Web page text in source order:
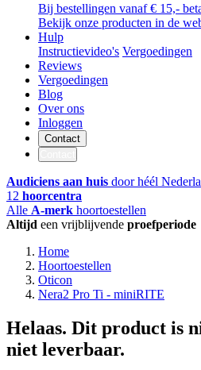
Bij bestellingen vanaf € 15,-
Bekijk onze producten in de
Hulp
Instructievideo's Vergoedingen
Reviews
Vergoedingen
Blog
Over ons
Inloggen
Contact
Audiciens aan huis door héél
12 hoorcentra
Alle A-merk hoortoestellen
Altijd een vrijblijvende proefperiode
Home
Hoortoestellen
Oticon
Nera2 Pro Ti - miniRITE
Helaas. Dit product is
niet leverbaar.